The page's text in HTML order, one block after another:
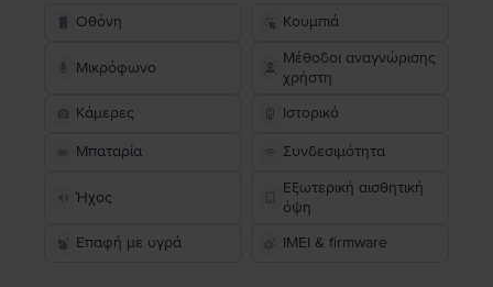
Οθόνη Κουμπιά
Μικρόφωνο
Μέθοδοι αναγνώρισης
χρήστη
Κάμερες
Ιστορικό
Μπαταρία Συνδεσιμότητα
Ήχος
Εξωτερική αισθητική
όψη
Επαφή με υγρά
IMEI & firmware